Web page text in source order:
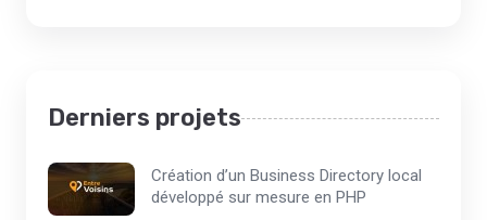
Derniers projets
Création d’un Business Directory local
développé sur mesure en PHP